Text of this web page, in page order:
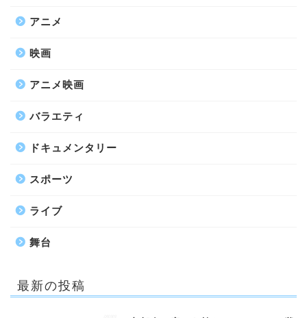
アニメ
映画
アニメ映画
バラエティ
ドキュメンタリー
スポーツ
ライブ
舞台
最新の投稿